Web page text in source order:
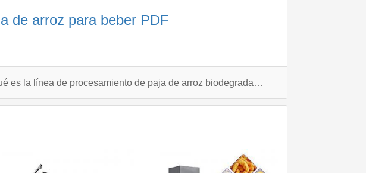
de arroz para beber PDF
¿Qué es la línea de procesamiento de paja de arroz biodegradable?